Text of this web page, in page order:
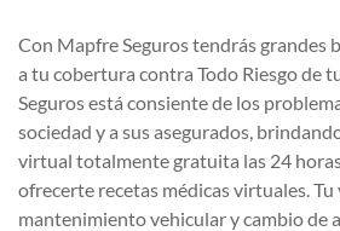
Con Mapfre Seguros tendrás grandes
a tu cobertura contra Todo Riesgo de
Seguros está consiente de los
sociedad y a sus asegurados,
virtual totalmente gratuita las 24
ofrecerte recetas médicas virtuales.
mantenimiento vehicular y cambio de